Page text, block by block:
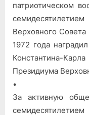
патриотическом
Верховного
1972 года
Константина-
Президиума
•
За активную